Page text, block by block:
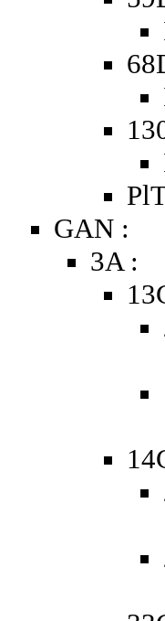
GAN :
3A :